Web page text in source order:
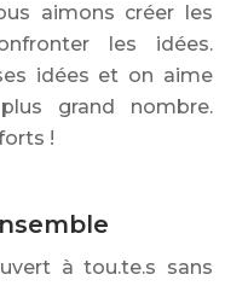
aimons créer les
les idées.
idées et on aime
grand nombre.
!
à tou.te.s sans